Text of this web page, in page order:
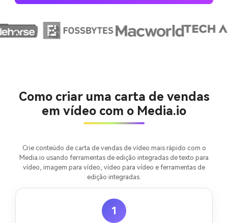
Como criar uma carta de vendas
em vídeo com o Media.io
Crie conteúdo de carta de vendas de vídeo mais rápido com o
Media.io usando ferramentas de edição integradas de texto para
vídeo, imagem para vídeo, vídeo para vídeo e ferramentas de
edição integradas.
1
Comece Grátis →